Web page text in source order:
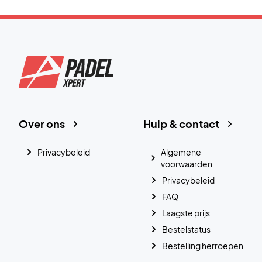
Hulp & contact
Algemene
voorwaarden
Privacybeleid
FAQ
Laagste prijs
Bestelstatus
Bestelling herroepen
Over ons
Privacybeleid